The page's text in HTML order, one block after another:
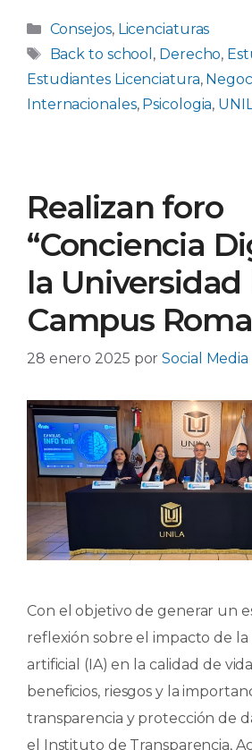
Categorías
Consejos, Licenciaturas
Etiquetas
Back to school , Derecho,
Estudiantes Licenciatura,
Internacionales, Psicologia,
Realizan foro
“Conciencia
la
Campus Roma
28 enero 2025 porSocial Media
Con el objetivo de generar un
reflexión sobre el impacto de
artificial (IA) en la calidad de
beneficios, riesgos y la
transparencia y protección de
el Instituto de Transparencia,